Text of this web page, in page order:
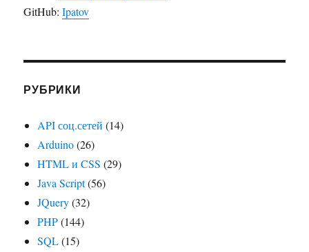
GitHub:Ipatov
РУБРИКИ
API соц.сетей (14)
Arduino(26)
HTML и CSS (29)
Java Script(56)
JQuery(32)
PHP(144)
SQL(15)